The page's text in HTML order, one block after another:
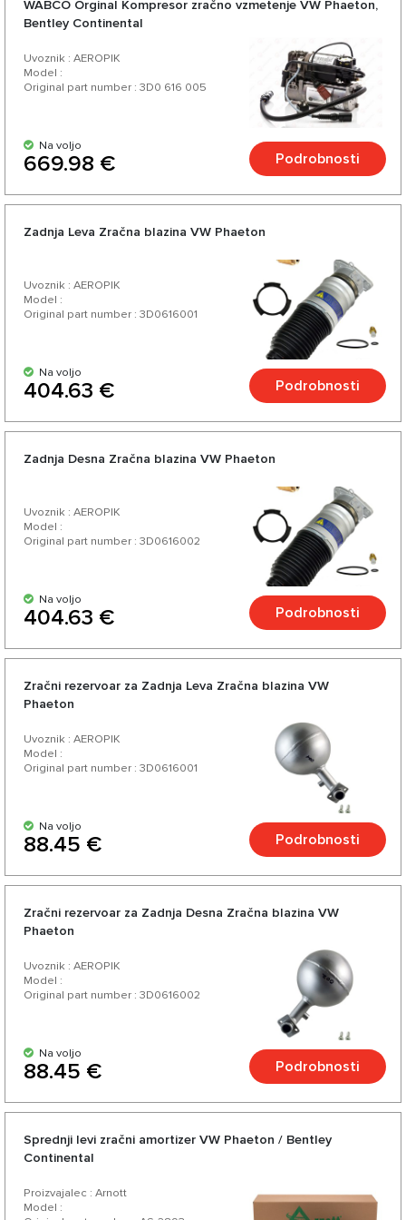
WABCO Orginal Kompresor zračno vzmetenje VW Phaeton,
Bentley Continental
Uvoznik : AEROPIK
Model :
Original part number : 3D0 616 005
Na voljo
669.98 € Podrobnosti
Zadnja Leva Zračna blazina VW Phaeton
Uvoznik : AEROPIK
Model :
Original part number : 3D0616001
Na voljo
404.63 € Podrobnosti
Zadnja Desna Zračna blazina VW Phaeton
Uvoznik : AEROPIK
Model :
Original part number : 3D0616002
Na voljo
404.63 € Podrobnosti
Zračni rezervoar za Zadnja Leva Zračna blazina VW
Phaeton
Uvoznik : AEROPIK
Model :
Original part number : 3D0616001
Na voljo
88.45 € Podrobnosti
Zračni rezervoar za Zadnja Desna Zračna blazina VW
Phaeton
Uvoznik : AEROPIK
Model :
Original part number : 3D0616002
Na voljo
88.45 € Podrobnosti
Sprednji levi zračni amortizer VW Phaeton / Bentley
Continental
Proizvajalec : Arnott
Model :